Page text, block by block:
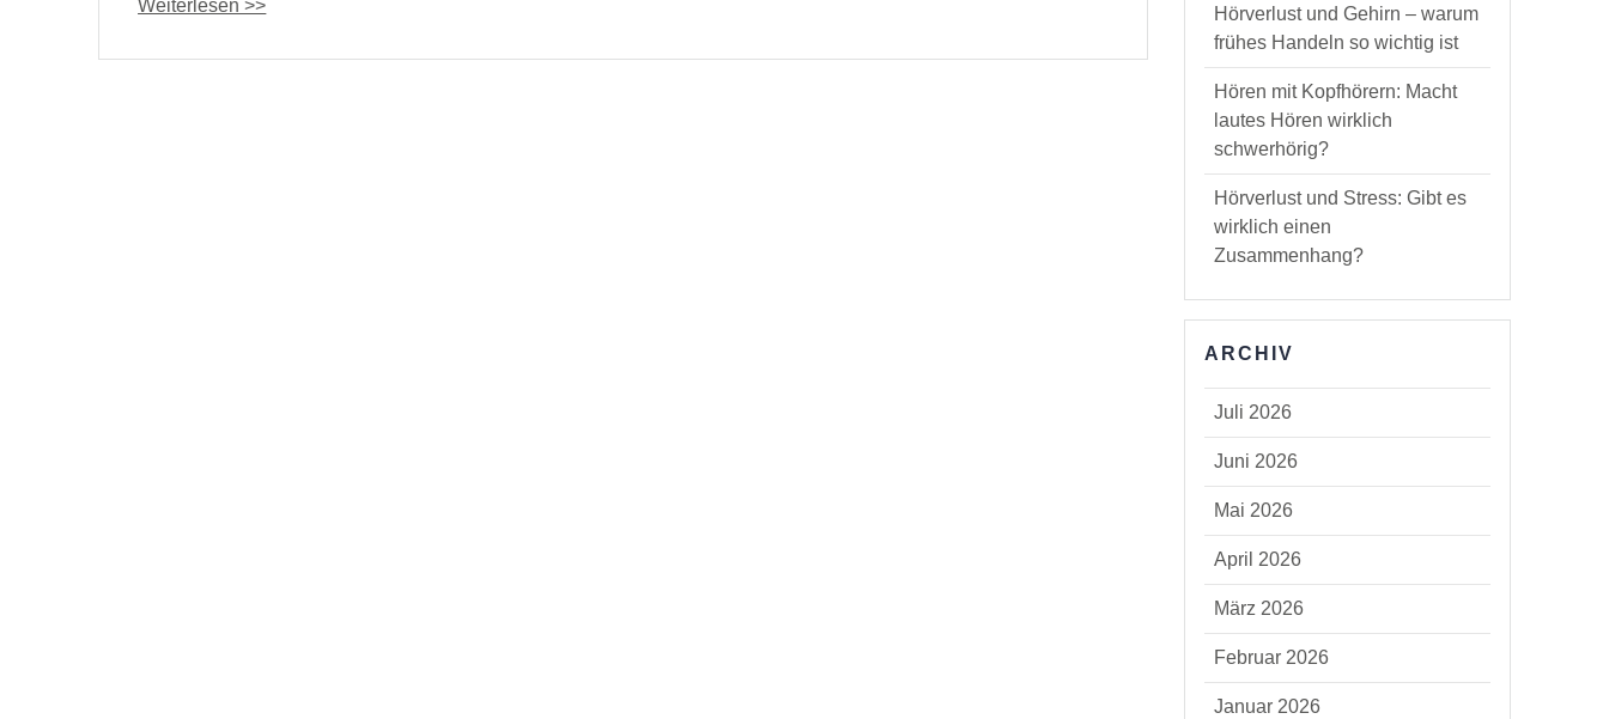
Hörverlust und Gehirn – warum
frühes Handeln so wichtig ist
Hören mit Kopfhörern: Macht
lautes Hören wirklich
schwerhörig?
Hörverlust und Stress: Gibt es
wirklich einen
Zusammenhang?
ARCHIV
Juli 2026
Juni 2026
Mai 2026
April 2026
März 2026
Februar 2026
Januar 2026